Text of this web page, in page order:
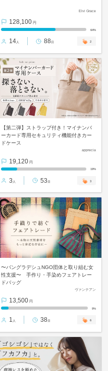
Elvi Grace
128,100 円
64%
14 人 88 日 2
【第二弾】ストラップ付き！マイナンバ
ーカード専用セキュリティ機能付きカー
ドケース
apprecia
19,120 円
19%
3 人 53 日 3
〜バングラデシュNGO団体と取り組む女
性支援〜 手作り・手染めフェアトレー
ドバッグ
ヴァンテアン
13,500 円
9%
1 人 38 日 6